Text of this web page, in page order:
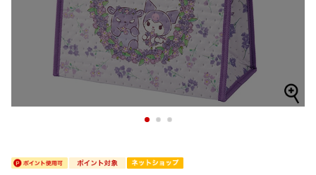
1 2 3